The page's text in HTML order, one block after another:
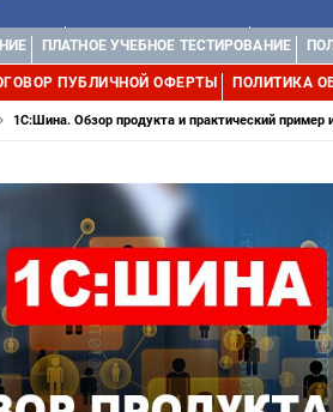
ДЛЯ ШКОЛЬНИКОВ
ПЛАТНОЕ УЧЕБНОЕ ТЕСТИРОВАНИЕ
ПУБЛИЧНОЙ ОФЕРТЫ ПОЛИТИКА
1С:Шина. Обзор продукта и практический пример